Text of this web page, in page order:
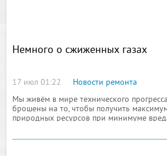
Немного о сжиженных газах
17 июл 01:22
Новости ремонта
Мы живём в мире технического
брошены на то, чтобы получить
природных ресурсов при минимуме